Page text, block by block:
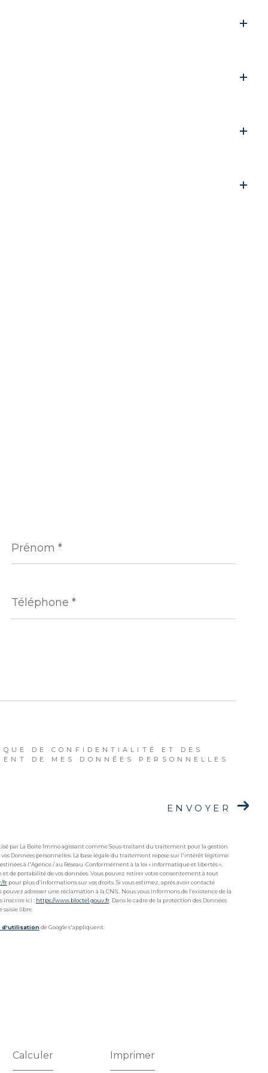
*
*
DE CONFIDENTIALITÉ ET DES
DE MES DONNÉES PERSONNELLES
ENVOYER
par La Boite Immo agissant comme Sous-traitant du traitement pour la gestion
Données personnelles. La base légale du traitement repose sur l'intérêt légitime
à l'Agence / au Réseau. Conformément à la loi « informatique et libertés »,
et de portabilité de vos données. Vous pouvez retirer votre consentement à tout
frpour plus d’informations sur vos droits. Si vous estimez, après avoir contacté
adresser une réclamation à la CNIL. Nous vous informons de l’existence de la
inscrire ici : https://www.bloctel.gouv.fr. Dans le cadre de la protection des Données
saisie libre.
d'utilisationde Google s'appliquent.
Calculer Imprimer